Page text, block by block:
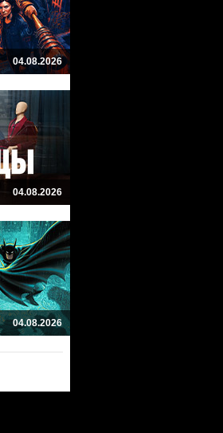
04.08.2026
04.08.2026
04.08.2026